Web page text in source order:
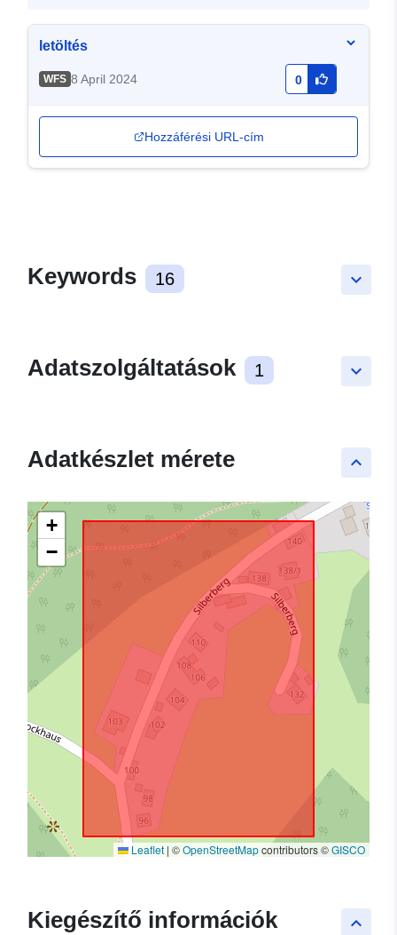
letöltés
WFS 8 April 2024 0
Hozzáférési URL-cím
keyboard_arrow_down
Keywords 16
keyboard_arrow_down
Adatszolgáltatások 1
keyboard_arrow_up
Adatkészlet mérete
+
−
Leaflet | ©OpenStreetMapcontributors ©GISCO
keyboard_arrow_up
Kiegészítő információk